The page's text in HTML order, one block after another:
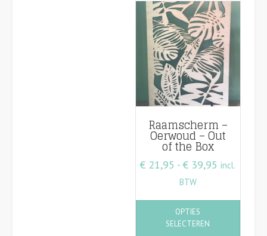
Raamscherm –
Oerwoud – Out
of the Box
€ 21,95 - € 39,95
tot
incl.
BTW
OPTIES
SELECTEREN
Dit